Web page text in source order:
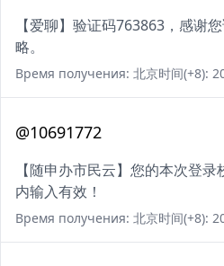
【爱聊】验证码763863，感谢
略。
Время получения: 北京时间(+8):
@10691772
【随申办市民云】您的本次登
内输入有效！
Время получения: 北京时间(+8):